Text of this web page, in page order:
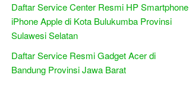
Daftar Service Center Resmi HP Smartphone
iPhone Apple di Kota Bulukumba Provinsi
Sulawesi Selatan
Daftar Service Resmi Gadget Acer di
Bandung Provinsi Jawa Barat